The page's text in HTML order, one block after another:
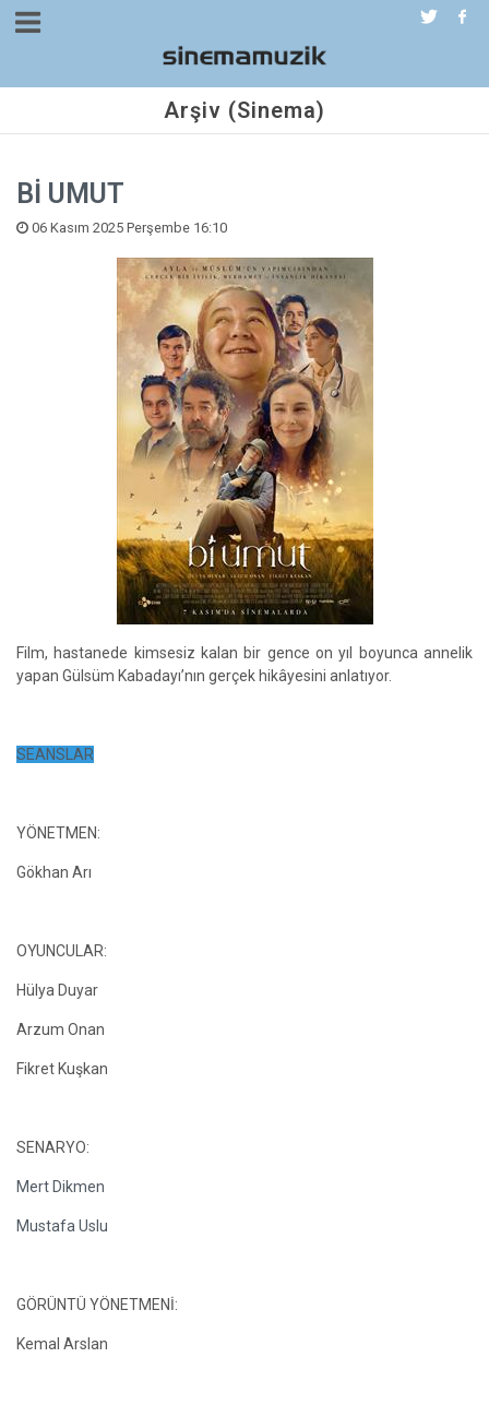
Arşiv (Sinema)
Bİ UMUT
06 Kasım 2025 Perşembe 16:10
Film, hastanede kimsesiz kalan bir gence on yıl boyunca annelik
yapan Gülsüm Kabadayı’nın gerçek hikâyesini anlatıyor.
SEANSLAR
YÖNETMEN:
Gökhan Arı
OYUNCULAR:
Hülya Duyar
Arzum Onan
Fikret Kuşkan
SENARYO:
Mert Dikmen
Mustafa Uslu
GÖRÜNTÜ YÖNETMENİ:
Kemal Arslan